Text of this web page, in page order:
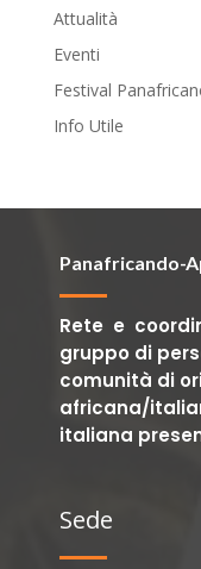
Attualità
Eventi
Festival
Info Utile
Panafricando-
Rete e
gruppo di
comunità di
africana/
italiana
Sede